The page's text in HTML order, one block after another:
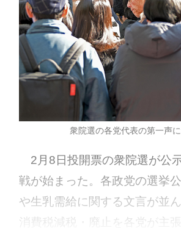
衆院選の各党代表の第一声
2月8日投開票の衆院選が公
戦が始まった。各政党の選挙
や生乳需給に関する文言が並
消費税減税・廃止を各党が主